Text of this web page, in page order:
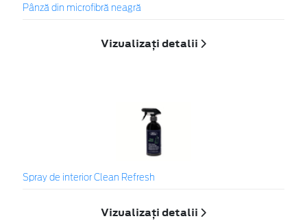
Pânză din microfibră neagră
Vizualizați detalii
Spray de interior Clean Refresh
Vizualizați detalii